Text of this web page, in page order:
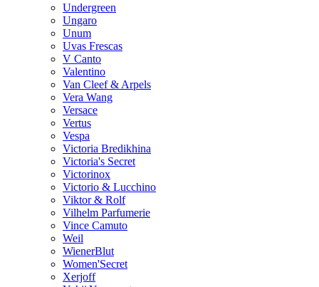
Undergreen
Ungaro
Unum
Uvas Frescas
V Canto
Valentino
Van Cleef & Arpels
Vera Wang
Versace
Vertus
Vespa
Victoria Bredikhina
Victoria's Secret
Victorinox
Victorio & Lucchino
Viktor & Rolf
Vilhelm Parfumerie
Vince Camuto
Weil
WienerBlut
Women'Secret
Xerjoff